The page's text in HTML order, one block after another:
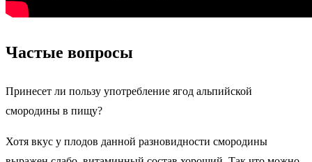
Частые вопросы
Принесет ли пользу употребление ягод альпийской
смородины в пищу?
Хотя вкус у плодов данной разновидности смородины